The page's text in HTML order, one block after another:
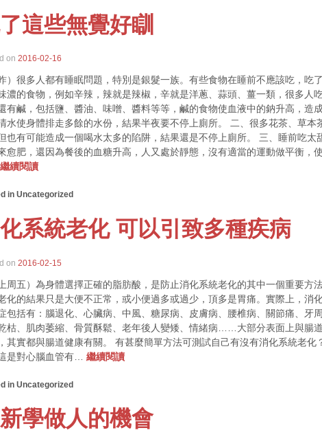
這些無覺好瞓
on 2016-02-16
昨）很多人都有睡眠問題，特別是銀髮一族。有些食物在睡前不應該吃，吃
濃的食物，例如辛辣，辣就是辣椒，辛就是洋蔥、蒜頭、薑一類，很多人
有鹹，包括鹽、醬油、味噌、醬料等等，鹹的食物使血液中的鈉升高，造
水使身體排走多餘的水份，結果半夜要不停上廁所。 二、很多花茶、草本
也有可能造成一個喝水太多的陷阱，結果還是不停上廁所。 三、睡前吃太
愈肥，還因為餐後的血糖升高，人又處於靜態，沒有適當的運動做平衡，
繼續閱讀
in Uncategorized
系統老化 可以引致多種疾病
on 2016-02-15
上周五）為身體選擇正確的脂肪酸，是防止消化系統老化的其中一個重要方
化的結果只是大便不正常，或小便過多或過少，頂多是胃痛。實際上，消
包括有：腦退化、心臟病、中風、糖尿病、皮膚病、腰椎病、關節痛、牙
枯、肌肉萎縮、骨質酥鬆、老年後人變矮、情緒病……大部分表面上與腸
其實都與腸道健康有關。 有甚麼簡單方法可測試自己有沒有消化系統老化
是對心腦血管有… 繼續閱讀
in Uncategorized
學做人的機會